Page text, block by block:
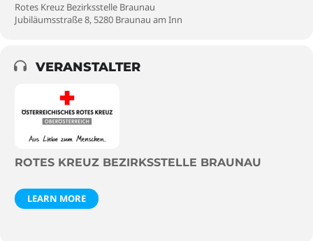
Rotes Kreuz Bezirksstelle Braunau
Jubiläumsstraße 8, 5280 Braunau am Inn
VERANSTALTER
ROTES KREUZ BEZIRKSSTELLE BRAUNAU
LEARN MORE